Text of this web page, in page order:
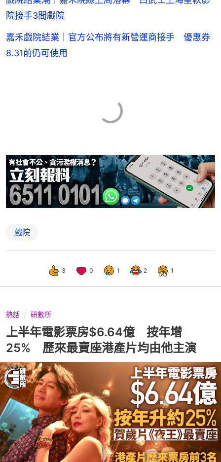
院接手3間戲院
嘉禾戲院結業｜官方公布將有新營運商接手 優惠券
8.31前仍可使用
戲院
3 0 1 2 1
熱話 研數所
上半年電影票房$6.64億 按年增
25% 歷來最賣座港產片均由他主演